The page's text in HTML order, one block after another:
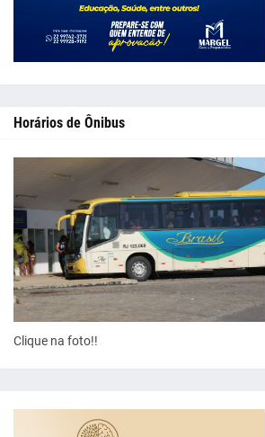
Horários de Ônibus
Clique na foto!!